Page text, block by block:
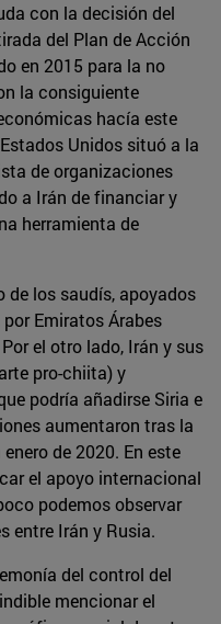
con la decisión del
del Plan de Acción
en 2015 para la no
la consiguiente
hacía este
Unidos situó a la
de organizaciones
a Irán de financiar y
herramienta de
de los saudís, apoyados
por Emiratos Árabes
el otro lado, Irán y sus
pro-chiita) y
podría añadirse Siria e
aumentaron tras la
de 2020. En este
el apoyo internacional
podemos observar
entre Irán y Rusia.
del control del
mencionar el